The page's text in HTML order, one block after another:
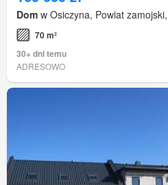
Dom w Osiczyna, Powiat
70 m²
30+ dni temu
ADRESOWO